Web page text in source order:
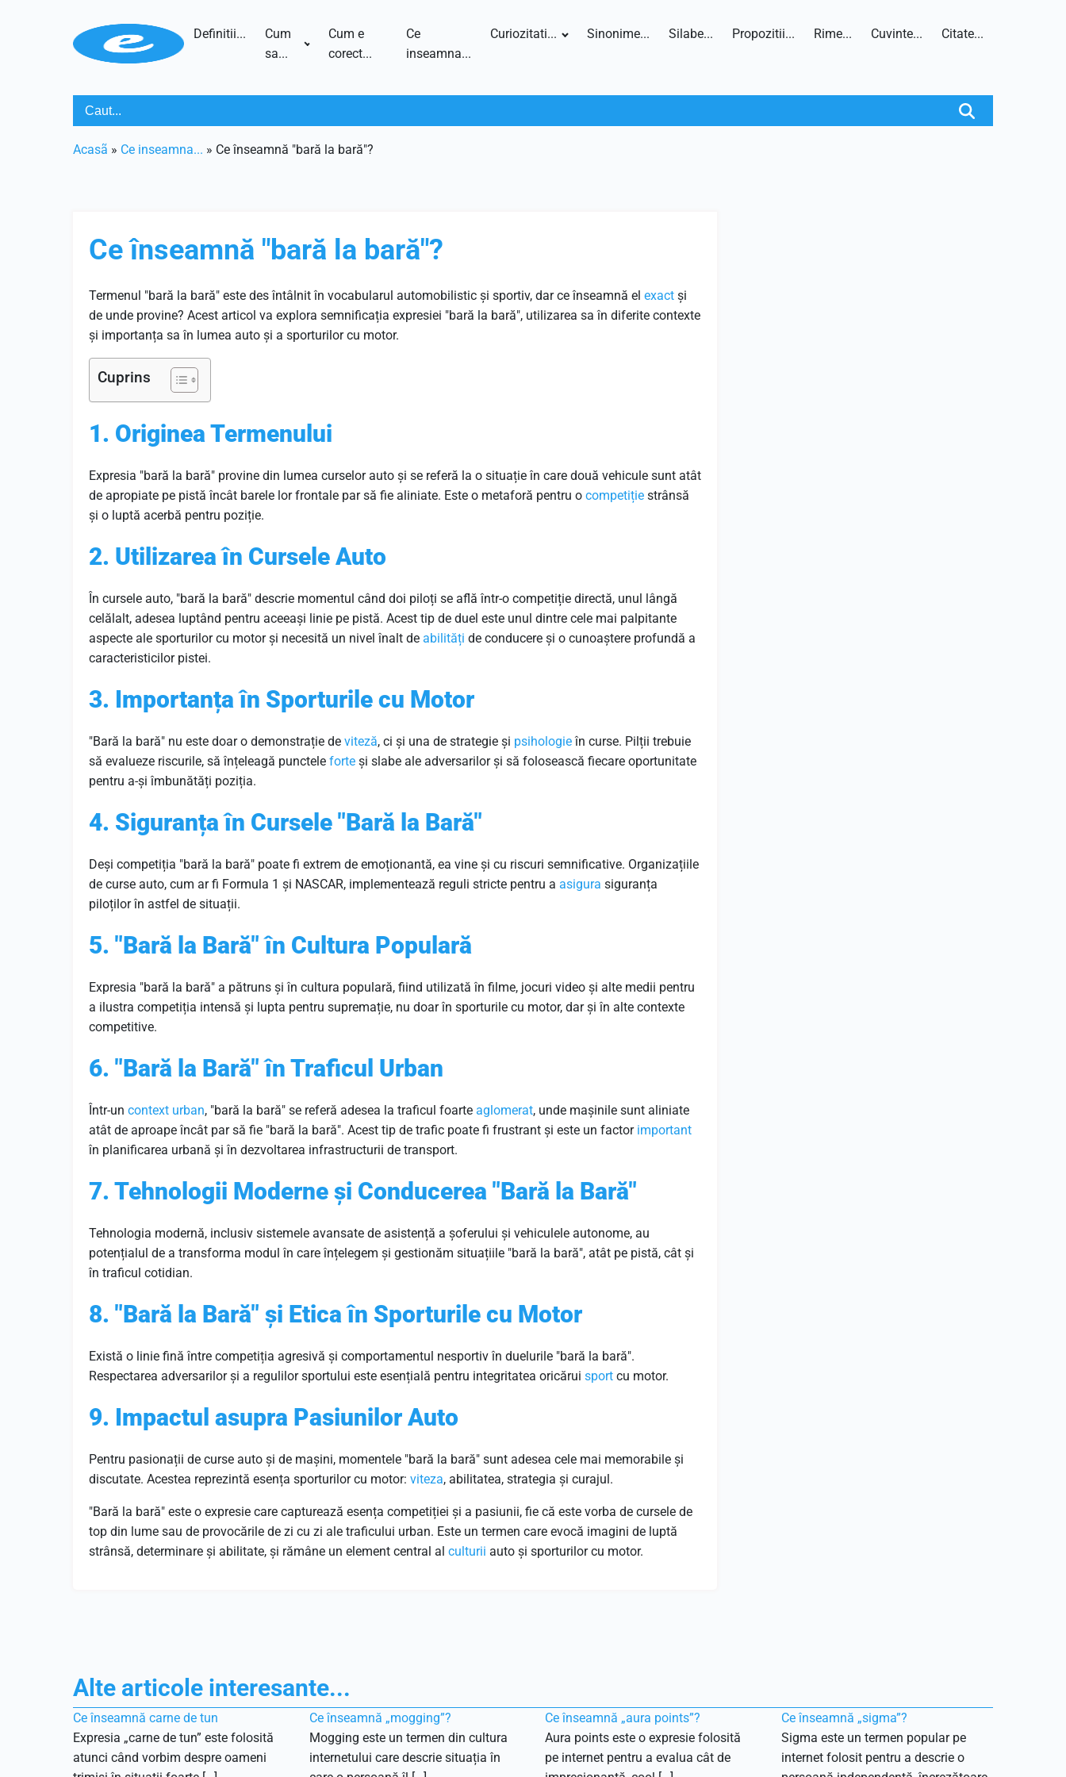
Definitii...
Cum
sa...
Cum e
corect...
Ce
inseamna...
Curiozitati... Sinonime... Silabe... Propozitii... Rime... Cuvinte... Citate...
Acasã » Ce inseamna... » Ce înseamnă "bară la bară"?
Ce înseamnă "bară la bară"?
Termenul "bară la bară" este des întâlnit în vocabularul automobilistic și sportiv, dar ce înseamnă el exact și
de unde provine? Acest articol va explora semnificația expresiei "bară la bară", utilizarea sa în diferite contexte
și importanța sa în lumea auto și a sporturilor cu motor.
Cuprins
1. Originea Termenului
Expresia "bară la bară" provine din lumea curselor auto și se referă la o situație în care două vehicule sunt atât
de apropiate pe pistă încât barele lor frontale par să fie aliniate. Este o metaforă pentru o competiție strânsă
și o luptă acerbă pentru poziție.
2. Utilizarea în Cursele Auto
În cursele auto, "bară la bară" descrie momentul când doi piloți se află într-o competiție directă, unul lângă
celălalt, adesea luptând pentru aceeași linie pe pistă. Acest tip de duel este unul dintre cele mai palpitante
aspecte ale sporturilor cu motor și necesită un nivel înalt de abilități de conducere și o cunoaștere profundă a
caracteristicilor pistei.
3. Importanța în Sporturile cu Motor
"Bară la bară" nu este doar o demonstrație de viteză, ci și una de strategie și psihologieîn curse. Pilții trebuie
să evalueze riscurile, să înțeleagă punctele forte și slabe ale adversarilor și să folosească fiecare oportunitate
pentru a-și îmbunătăți poziția.
4. Siguranța în Cursele "Bară la Bară"
Deși competiția "bară la bară" poate fi extrem de emoționantă, ea vine și cu riscuri semnificative. Organizațiile
de curse auto, cum ar fi Formula 1 și NASCAR, implementează reguli stricte pentru a asigura siguranța
piloților în astfel de situații.
5. "Bară la Bară" în Cultura Populară
Expresia "bară la bară" a pătruns și în cultura populară, fiind utilizată în filme, jocuri video și alte medii pentru
a ilustra competiția intensă și lupta pentru supremație, nu doar în sporturile cu motor, dar și în alte contexte
competitive.
6. "Bară la Bară" în Traficul Urban
Într-un context urban, "bară la bară" se referă adesea la traficul foarte aglomerat, unde mașinile sunt aliniate
atât de aproape încât par să fie "bară la bară". Acest tip de trafic poate fi frustrant și este un factor important
în planificarea urbană și în dezvoltarea infrastructurii de transport.
7. Tehnologii Moderne și Conducerea "Bară la Bară"
Tehnologia modernă, inclusiv sistemele avansate de asistență a șoferului și vehiculele autonome, au
potențialul de a transforma modul în care înțelegem și gestionăm situațiile "bară la bară", atât pe pistă, cât și
în traficul cotidian.
8. "Bară la Bară" și Etica în Sporturile cu Motor
Există o linie fină între competiția agresivă și comportamentul nesportiv în duelurile "bară la bară".
Respectarea adversarilor și a regulilor sportului este esențială pentru integritatea oricărui sport cu motor.
9. Impactul asupra Pasiunilor Auto
Pentru pasionații de curse auto și de mașini, momentele "bară la bară" sunt adesea cele mai memorabile și
discutate. Acestea reprezintă esența sporturilor cu motor: viteza, abilitatea, strategia și curajul.
"Bară la bară" este o expresie care capturează esența competiției și a pasiunii, fie că este vorba de cursele de
top din lume sau de provocările de zi cu zi ale traficului urban. Este un termen care evocă imagini de luptă
strânsă, determinare și abilitate, și rămâne un element central al culturii auto și sporturilor cu motor.
Alte articole interesante...
Ce înseamnă carne de tun
Expresia „carne de tun” este folosită
atunci când vorbim despre oameni
Ce înseamnă „mogging”?
Mogging este un termen din cultura
internetului care descrie situația în
Ce înseamnă „aura points”?
Aura points este o expresie folosită
pe internet pentru a evalua cât de
Ce înseamnă „sigma”?
Sigma este un termen popular pe
internet folosit pentru a descrie o